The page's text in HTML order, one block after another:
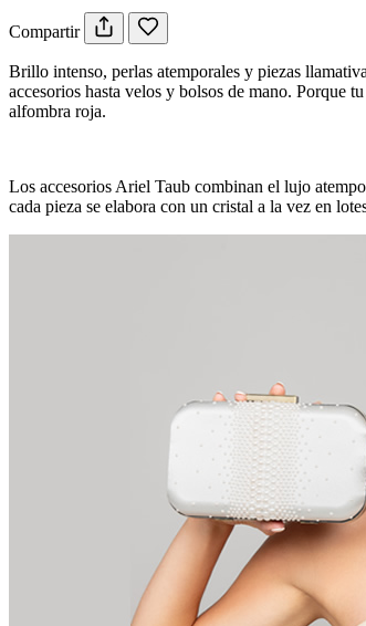
Compartir
Brillo intenso, perlas atemporales y piezas
accesorios hasta velos y bolsos de mano. Porque
alfombra roja.
Los accesorios Ariel Taub combinan el lujo
cada pieza se elabora con un cristal a la vez en